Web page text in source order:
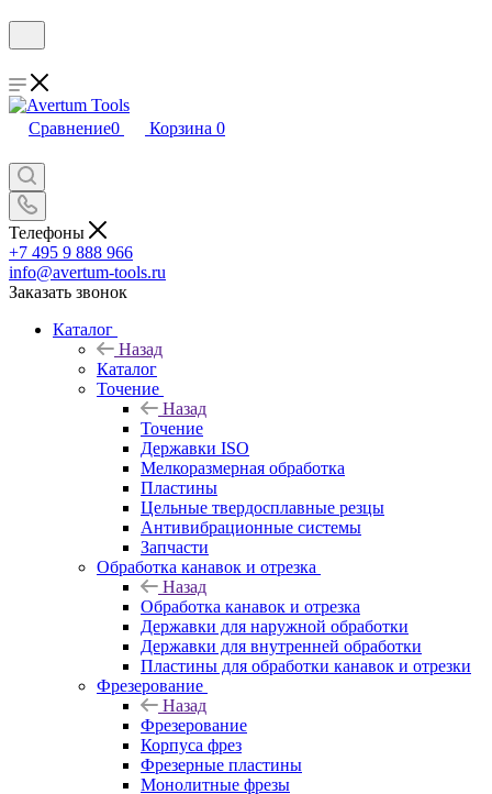
Сравнение0 Корзина 0
Телефоны
+7 495 9 888 966
info@avertum-tools.ru
Заказать звонок
Каталог
Назад
Каталог
Точение
Назад
Точение
Державки ISO
Мелкоразмерная обработка
Пластины
Цельные твердосплавные резцы
Антивибрационные системы
Запчасти
Обработка канавок и отрезка
Назад
Обработка канавок и отрезка
Державки для наружной обработки
Державки для внутренней обработки
Пластины для обработки канавок и отрезки
Фрезерование
Назад
Фрезерование
Корпуса фрез
Фрезерные пластины
Монолитные фрезы